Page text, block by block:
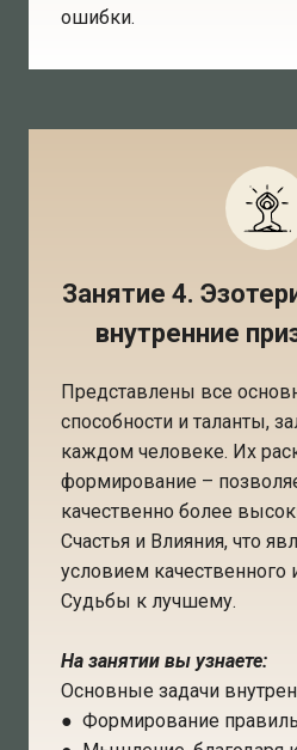
ошибки.
Занятие 4.
внутренние
Представлены все
способности и таланты,
каждом человеке. Их
формирование –
качественно более
Счастья и Влияния, что
условием качественного
Судьбы к лучшему.
На занятии вы узнаете:
Основные задачи
● Формирование